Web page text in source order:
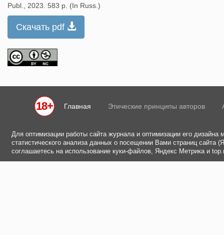
Publ., 2023. 583 p. (In Russ.)
Скачать pdf
18+ Главная Этические принципы авторов
Для оптимизации работы сайта журнала и оптимизации его
статистического анализа данных о посещении Вами страниц
соглашаетесь на использование куки-файлов, Яндекс Метрика и